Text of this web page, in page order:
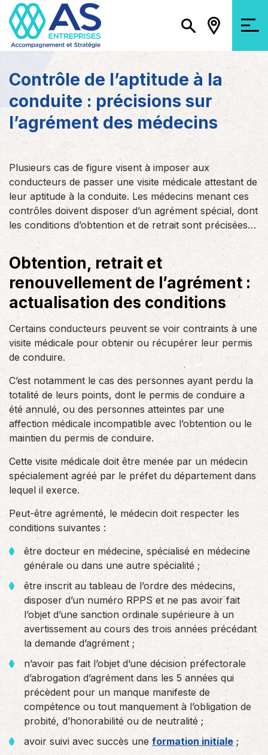
Contrôle de l’aptitude à la
conduite : précisions sur
l’agrément des médecins
Plusieurs cas de figure visent à imposer aux
conducteurs de passer une visite médicale attestant de
leur aptitude à la conduite. Les médecins menant ces
contrôles doivent disposer d’un agrément spécial, dont
les conditions d’obtention et de retrait sont précisées…
Obtention, retrait et
renouvellement de l’agrément :
actualisation des conditions
Certains conducteurs peuvent se voir contraints à une
visite médicale pour obtenir ou récupérer leur permis
de conduire.
C’est notamment le cas des personnes ayant perdu la
totalité de leurs points, dont le permis de conduire a
été annulé, ou des personnes atteintes par une
affection médicale incompatible avec l’obtention ou le
maintien du permis de conduire.
Cette visite médicale doit être menée par un médecin
spécialement agréé par le préfet du département dans
lequel il exerce.
Peut-être agrémenté, le médecin doit respecter les
conditions suivantes :
être docteur en médecine, spécialisé en médecine
générale ou dans une autre spécialité ;
être inscrit au tableau de l’ordre des médecins,
disposer d’un numéro RPPS et ne pas avoir fait
l’objet d’une sanction ordinale supérieure à un
avertissement au cours des trois années précédant
la demande d’agrément ;
n’avoir pas fait l’objet d’une décision préfectorale
d’abrogation d’agrément dans les 5 années qui
précèdent pour un manque manifeste de
compétence ou tout manquement à l’obligation de
probité, d’honorabilité ou de neutralité ;
avoir suivi avec succès une formation initiale ;